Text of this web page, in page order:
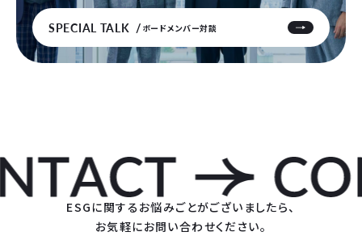
SPECIAL TALK ボードメンバー対談
ESGに関するお悩みごとがございましたら、
お気軽にお問い合わせください。